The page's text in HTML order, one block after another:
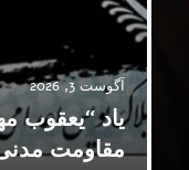
آگوست 3, 2026
یاد “یعقوب
مقاومت